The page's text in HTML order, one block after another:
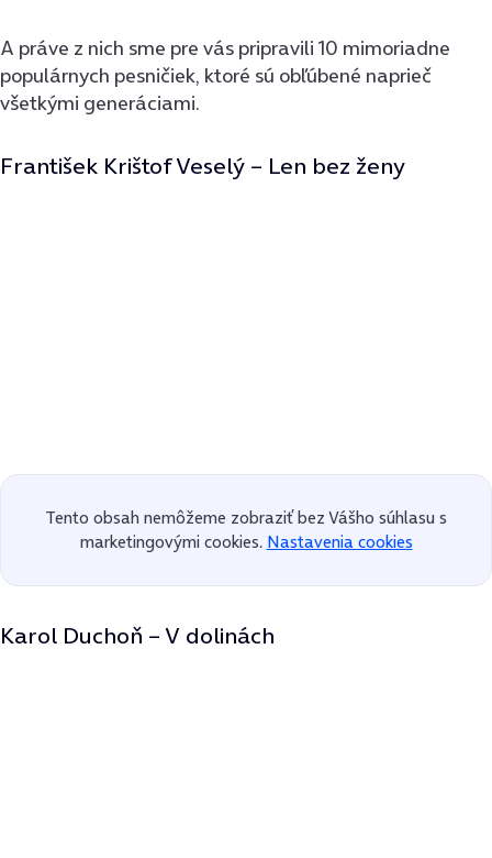
A práve z nich sme pre vás pripravili 10 mimoriadne
populárnych pesničiek, ktoré sú obľúbené naprieč
všetkými generáciami.
František Krištof Veselý – Len bez ženy
Tento obsah nemôžeme zobraziť bez Vášho súhlasu s
marketingovými cookies. Nastavenia cookies
Karol Duchoň – V dolinách